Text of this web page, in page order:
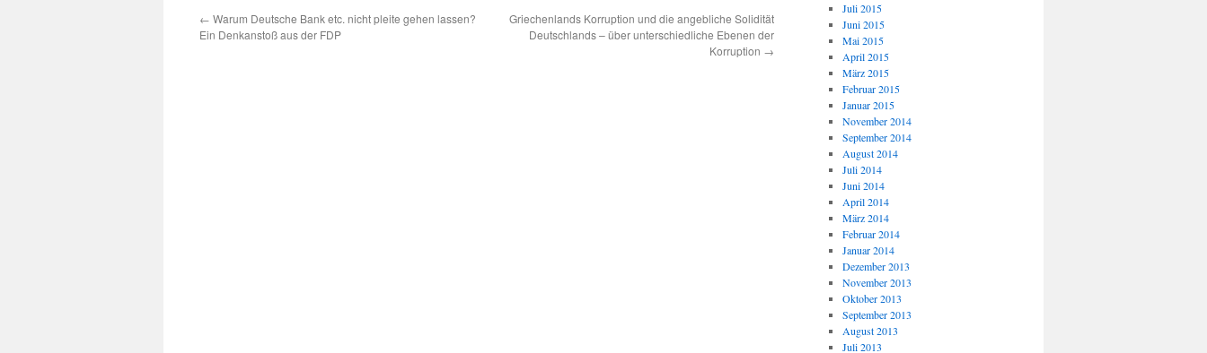
← Warum Deutsche Bank etc. nicht pleite gehen lassen?
Ein Denkanstoß aus der FDP
Griechenlands Korruption und die angebliche Solidität
Deutschlands – über unterschiedliche Ebenen der
Korruption →
Juli 2015
Juni 2015
Mai 2015
April 2015
März 2015
Februar 2015
Januar 2015
November 2014
September 2014
August 2014
Juli 2014
Juni 2014
April 2014
März 2014
Februar 2014
Januar 2014
Dezember 2013
November 2013
Oktober 2013
September 2013
August 2013
Juli 2013